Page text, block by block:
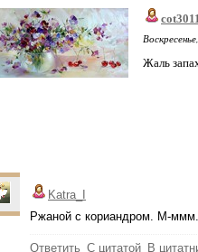
Жаль
Katra_I
Ржаной с кориандром. М-
Ответить С цитатой В